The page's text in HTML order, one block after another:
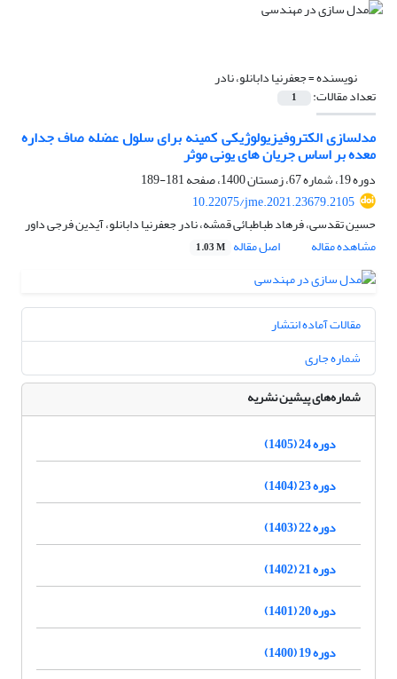
نویسنده =جعفرنیا دابانلو، نادر
تعداد مقالات: 1
مدلسازی الکتروفیزیولوژیکی کمینه برای سلول عضله صاف جداره
معده بر اساس جریان های یونی موثر
دوره 19، شماره 67، زمستان 1400، صفحه
181-189
10.22075/jme.2021.23679.2105
حسین تقدسی، فرهاد طباطبائی قمشه، نادر جعفرنیا دابانلو، آیدین فرجی داور
مشاهده مقاله
اصل مقاله 1.03 M
مقالات آماده انتشار
شماره جاری
شماره‌های پیشین نشریه
دوره 24 (1405)
دوره 23 (1404)
دوره 22 (1403)
دوره 21 (1402)
دوره 20 (1401)
دوره 19 (1400)